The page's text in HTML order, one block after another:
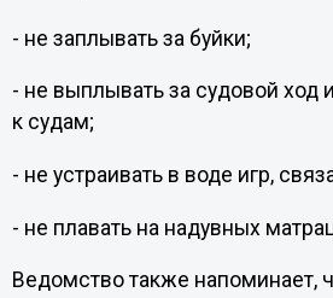
- не заплывать за буйки;
- не выплывать за судовой ход
к судам;
- не устраивать в воде игр,
- не плавать на надувных
Ведомство также напоминает,